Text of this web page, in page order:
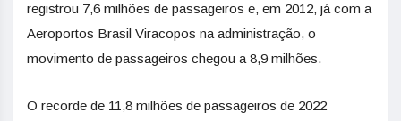
registrou 7,6 milhões de passageiros e, em 2012, já com a
Aeroportos Brasil Viracopos na administração, o
movimento de passageiros chegou a 8,9 milhões.
O recorde de 11,8 milhões de passageiros de 2022